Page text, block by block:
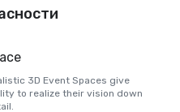
3D Event Spaces give
to realize their vision down